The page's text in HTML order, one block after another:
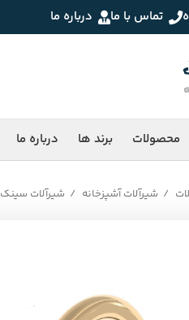
تماس با ما درباره ما
محصولات برند ها درباره ما
شیرآلات آشپزخانه شیرآلات سینک